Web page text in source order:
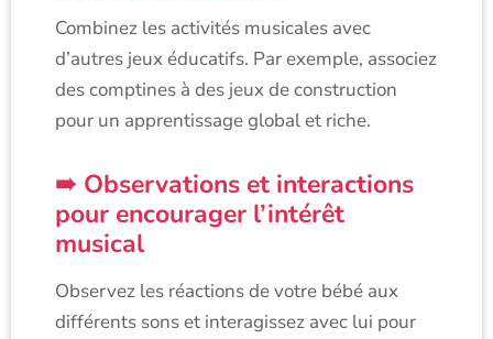
Combinez les activités musicales avec
d’autres jeux éducatifs. Par exemple, associez
des comptines à des jeux de construction
pour un apprentissage global et riche.
Observations et interactions
pour encourager l’intérêt
musical
Observez les réactions de votre bébé aux
différents sons et interagissez avec lui pour